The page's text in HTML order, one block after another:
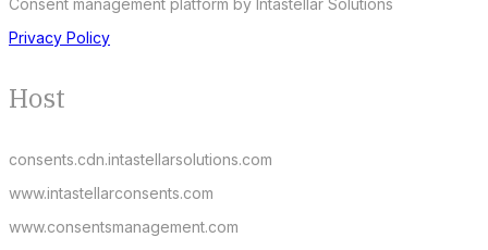
Privacy Policy
Host
consents.cdn.intastellarsolutions.com
www.intastellarconsents.com
www.consentsmanagement.com